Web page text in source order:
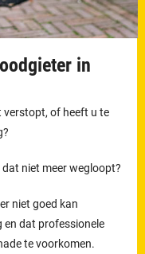
in
verstopt, of heeft u te
niet meer wegloopt?
niet goed kan
en dat professionele
te voorkomen.